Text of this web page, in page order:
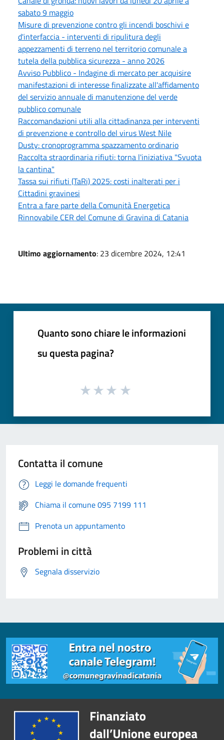
sabato 9 maggio
Misure di prevenzione contro gli incendi boschivi e
d'interfaccia - interventi di ripulitura degli
appezzamenti di terreno nel territorio comunale a
tutela della pubblica sicurezza - anno 2026
Avviso Pubblico - Indagine di mercato per acquisire
manifestazioni di interesse finalizzate all'affidamento
del servizio annuale di manutenzione del verde
pubblico comunale
Raccomandazioni utili alla cittadinanza per interventi
di prevenzione e controllo del virus West Nile
Dusty: cronoprogramma spazzamento ordinario
Raccolta straordinaria rifiuti: torna l'iniziativa "Svuota
la cantina"
Tassa sui rifiuti (TaRi) 2025: costi inalterati per i
Cittadini gravinesi
Entra a fare parte della Comunità Energetica
Rinnovabile CER del Comune di Gravina di Catania
Ultimo aggiornamento: 23 dicembre 2024, 12:41
Quanto sono chiare le informazioni
su questa pagina?
Contatta il comune
Leggi le domande frequenti
Chiama il comune 095 7199 111
Prenota un appuntamento
Problemi in città
Segnala disservizio